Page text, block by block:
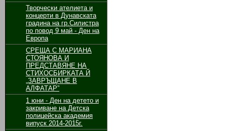
Творчески ателиета и
концерти в Дунавската
градина на гр.Силистра
по повод 9 май - Ден на
Европа
СРЕЩА С МАРИАНА
СТОЯНОВА И
ПРЕДСТАВЯНЕ НА
СТИХОСБИРКАТА Й
„ЗАВРЪЩАНЕ В
АЛФАТАР”
1 юни - Ден на детето и
закриване на Детска
полицейска академия
випуск 2014-2015г.